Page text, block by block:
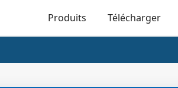
Produits Télécharger